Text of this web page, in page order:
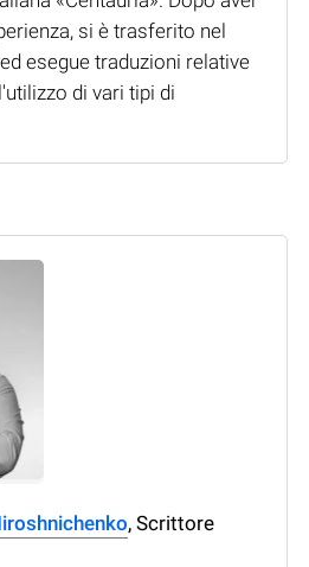
si è trasferito nel
esegue traduzioni relative
di vari tipi di
, Scrittore